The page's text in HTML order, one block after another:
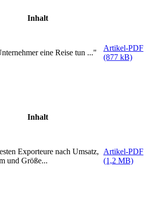
Inhalt
eine Reise tun ..."
Artikel-PDF
(877 kB)
Inhalt
Exporteure nach Umsatz,
und Größe...
Artikel-PDF
(1,2 MB)